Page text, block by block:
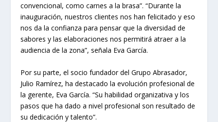
convencional, como carnes a la brasa”. “Durante la
inauguración, nuestros clientes nos han felicitado y eso
nos da la confianza para pensar que la diversidad de
sabores y las elaboraciones nos permitirá atraer a la
audiencia de la zona”, señala Eva García.
Por su parte, el socio fundador del Grupo Abrasador,
Julio Ramírez, ha destacado la evolución profesional de
la gerente, Eva García. “Su habilidad organizativa y los
pasos que ha dado a nivel profesional son resultado de
su dedicación y talento”.